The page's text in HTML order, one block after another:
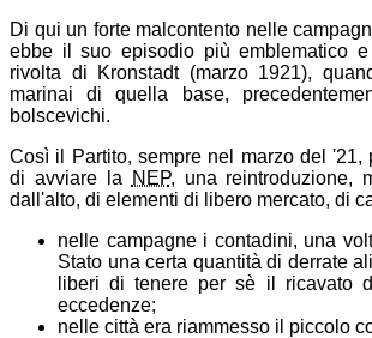
Di qui un forte malcontento nelle
ebbe il suo episodio più emblematico e
rivolta di Kronstadt (marzo 1921),
marinai di quella base,
bolscevichi.
Così il Partito, sempre nel marzo del '21,
di avviare la
NEP, una reintroduzione,
dall'alto, di elementi di libero mercato, di
nelle campagne i contadini, una
Stato una certa quantità di derrate
liberi di tenere per sè il ricavato
eccedenze;
nelle città era riammesso il piccolo